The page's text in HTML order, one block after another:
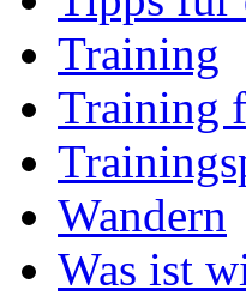
Training
Training
Wandern
Was ist